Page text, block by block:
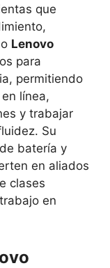
que
Lenovo
para
permitiendo
línea,
y trabajar
Su
batería y
en aliados
clases
en